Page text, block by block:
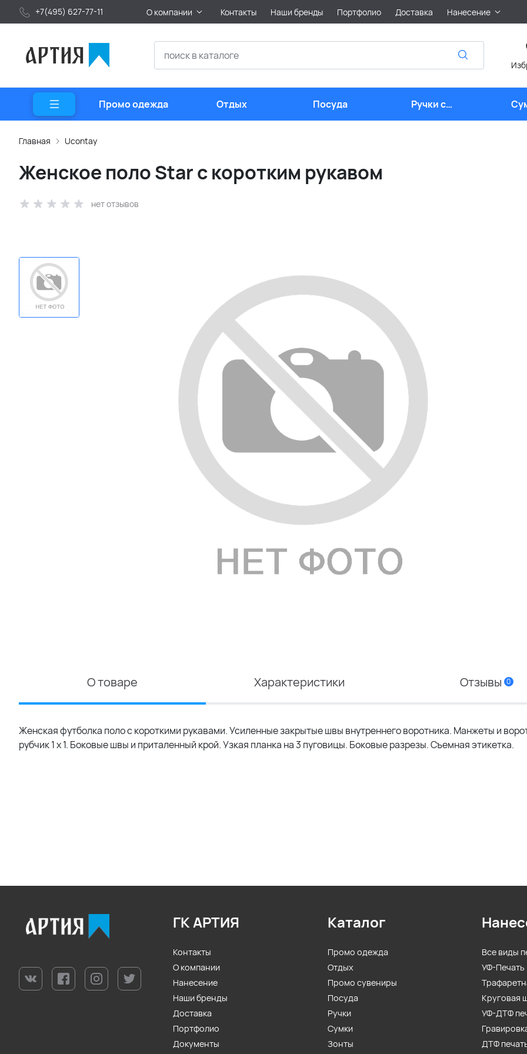
+7(495) 627-77-11 О компании Контакты Наши бренды Портфолио Доставка Нанесение
Промо одежда Отдых Посуда
Ручки с
логотипом
Главная Ucontay
Женское поло Star с коротким рукавом
нет отзывов
О товаре Характеристики Отзывы 0
Женская футболка поло с короткими рукавами. Усиленные закрытые швы внутреннего воротника. Манжеты и
рубчик 1 x 1. Боковые швы и приталенный крой. Узкая планка на 3 пуговицы. Боковые разрезы. Съемная этикетка.
ГК АРТИЯ
Контакты
О компании
Нанесение
Наши бренды
Доставка
Портфолио
Документы
Каталог
Промо одежда
Отдых
Промо сувениры
Посуда
Ручки
Сумки
Зонты
Все виды
УФ-Печать
Круговая
УФ-ДТФ
ДТФ